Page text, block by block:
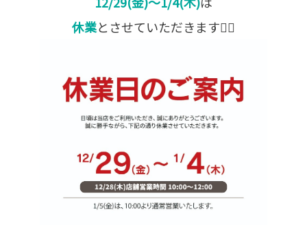
休業とさせていただきます🙇‍♀️